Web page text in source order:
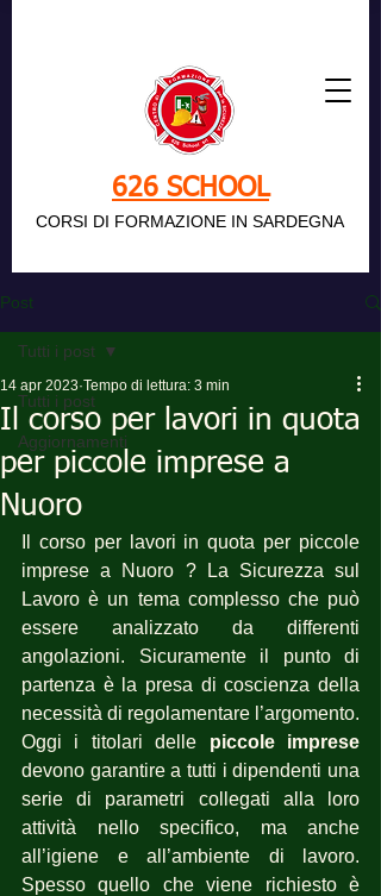
626 SCHOOL
CORSI DI FORMAZIONE IN SARDEGNA
Post
Tutti i post
Aggiornamenti
Tutti i post
Il corso per lavori in quota
per piccole imprese a
Nuoro
14 apr 2023 Tempo di lettura: 3 min
Il corso per lavori in quota per piccole
imprese a Nuoro ? La Sicurezza sul
Lavoro è un tema complesso che può
essere analizzato da differenti
angolazioni. Sicuramente il punto di
partenza è la presa di coscienza della
necessità di regolamentare l’argomento.
Oggi i titolari delle piccole imprese
devono garantire a tutti i dipendenti una
serie di parametri collegati alla loro
attività nello specifico, ma anche
all’igiene e all’ambiente di lavoro.
Spesso quello che viene richiesto è